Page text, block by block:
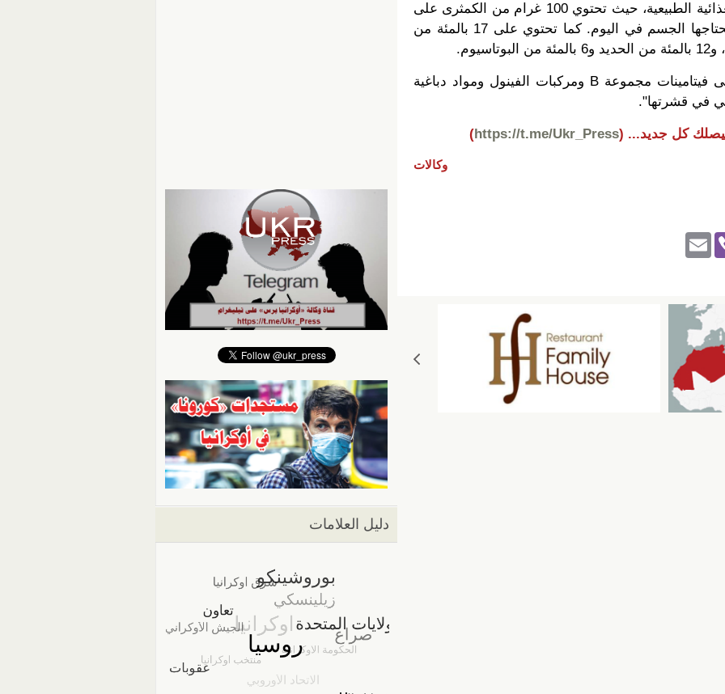
لأن الكمثرى مصدر جيد للألياف الغذائية الطبيعية، حيث تحتوي 100 غرام من الكمثرى على
14 بالمئة من كمية الألياف التي يحتاجها الجسم في اليوم. كما تحتوي على 17 بالمئة من
وتقول، "وتحتوي الكمثرى أيضا على فيتامينات مجموعة B ومركبات الفينول ومواد دباغية
في قشرتها".
كل جديد... (
https://t.me/Ukr_Press
)
وكالات
Vi
دليل العلامات